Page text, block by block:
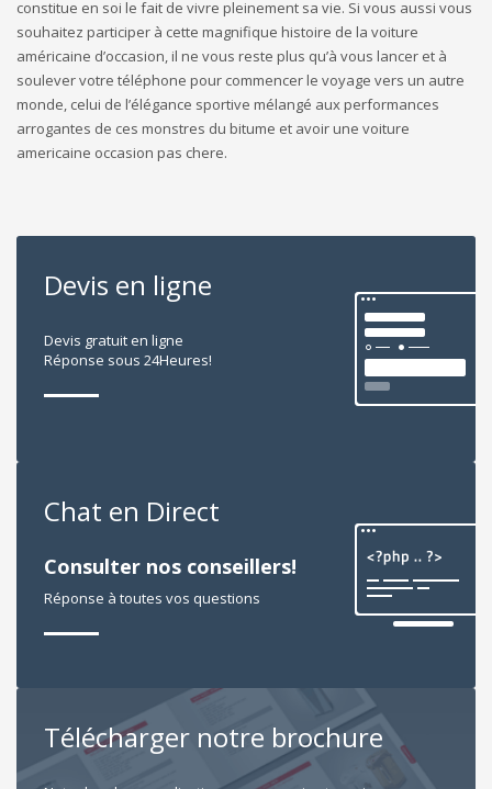
constitue en soi le fait de vivre pleinement sa vie. Si vous aussi vous
souhaitez participer à cette magnifique histoire de la voiture
américaine d’occasion, il ne vous reste plus qu’à vous lancer et à
soulever votre téléphone pour commencer le voyage vers un autre
monde, celui de l’élégance sportive mélangé aux performances
arrogantes de ces monstres du bitume et avoir une voiture
americaine occasion pas chere.
Devis en ligne
Devis gratuit en ligne
Réponse sous 24Heures!
Chat en Direct
Consulter nos conseillers!
Réponse à toutes vos questions
Télécharger notre brochure